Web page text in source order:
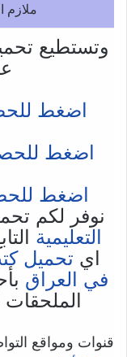
ملازم
وتستطيع
اضغط
اضغط
اضغط
نوفر لكم
التعليمية
اي تحميل
في العراق
قنوات ومواقع